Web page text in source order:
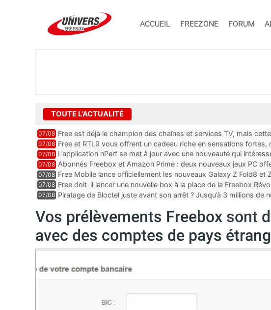
ACCUEIL FREEZONE FORUM
TOUTE L'ACTUALITÉ
07/08 Free est déjà le champion des chaînes et services TV, mais
encore au moin...
07/08 Free et RTL9 vous offrent un cadeau riche en sensations fortes,
l’obtenir
07/08 L’application nPerf se met à jour avec une nouveauté qui
Mobile, Orange, SFR ...
07/08 Abonnés Freebox et Amazon Prime : deux nouveaux jeux PC
07/08 Free Mobile lance officiellement les nouveaux Galaxy Z Fold8 et
des promos et des cadeaux
07/08 Free doit-il lancer une nouvelle box à la place de la Freebox
07/08 Piratage de Bloctel juste avant son arrêt ? Jusqu’à 3 millions de
Vos prélèvements Freebox sont
avec des comptes de pays